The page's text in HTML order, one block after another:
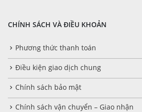
CHÍNH SÁCH VÀ ĐIỀU KHOẢN
Phương thức thanh toán
Điều kiện giao dịch chung
Chính sách bảo mật
Chính sách vận chuyển – Giao nhận